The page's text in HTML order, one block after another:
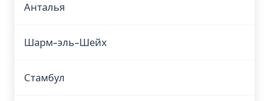
Анталья
Шарм-эль-Шейх
Стамбул